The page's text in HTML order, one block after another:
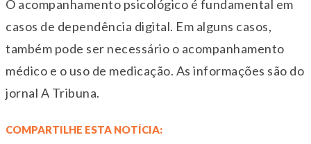
O acompanhamento psicológico é fundamental em
casos de dependência digital. Em alguns casos,
também pode ser necessário o acompanhamento
médico e o uso de medicação. As informações são do
jornal A Tribuna.
COMPARTILHE ESTA NOTÍCIA: